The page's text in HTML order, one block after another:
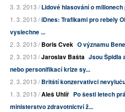
3. 3. 2013 /Lidové hlasování o
1. 3. 2013 /iDnes: Trafikami pro rebely
vyslechne ...
2. 3. 2013 /Boris Cvek O významu
2. 3. 2013 /Jaroslav Bašta Jsou Špidla
nebo personifikací krize sy...
2. 3. 2013 /Britští konzervativci
1. 3. 2013 /Aleš Uhlíř Po šesti letech
ministerstvo zdravotnictví ž...